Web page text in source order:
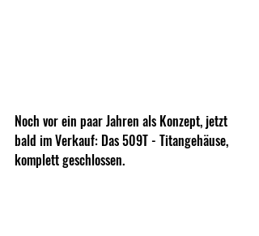
Noch vor ein paar Jahren als Konzept, jetzt
bald im Verkauf: Das 509T - Titangehäuse,
komplett geschlossen.